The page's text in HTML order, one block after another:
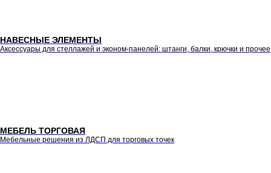
НАВЕСНЫЕ ЭЛЕМЕНТЫ
Аксессуары для стеллажей и эконом-панелей: штанги, балки, крючки и прочее
МЕБЕЛЬ ТОРГОВАЯ
Мебельные решения из ЛДСП для торговых точек